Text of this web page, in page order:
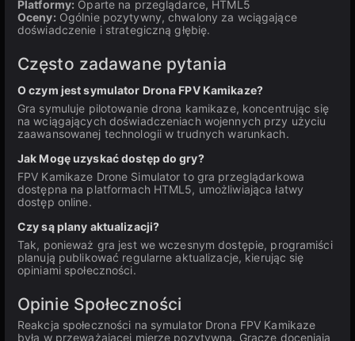
Platformy: Oparte na przeglądarce, HTML5
Oceny: Ogólnie pozytywny, chwalony za wciągające
doświadczenie i strategiczną głębię.
Często zadawane pytania
O czym jest symulator Drona FPV Kamikaze?
Gra symuluje pilotowanie drona kamikaze, koncentrując się
na wciągających doświadczeniach wojennych przy użyciu
zaawansowanej technologii w trudnych warunkach.
Jak Mogę uzyskać dostęp do gry?
FPV Kamikaze Drone Simulator to gra przeglądarkowa
dostępna na platformach HTML5, umożliwiająca łatwy
dostęp online.
Czy są plany aktualizacji?
Tak, ponieważ gra jest we wczesnym dostępie, programiści
planują publikować regularne aktualizacje, kierując się
opiniami społeczności.
Opinie Społeczności
Reakcja społeczności na symulator Drona FPV Kamikaze
była w przeważającej mierze pozytywna. Gracze doceniają